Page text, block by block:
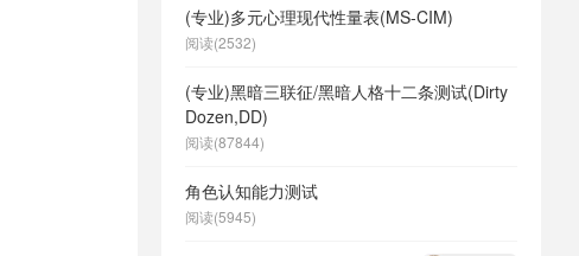
(专业)多元心理现代性量表(MS-CIM)
阅读(2532)
(专业)黑暗三联征/黑暗人格十二条测试(Dirty
Dozen,DD)
阅读(87844)
角色认知能力测试
阅读(5945)